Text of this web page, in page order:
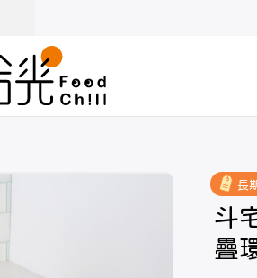
長
斗
疊